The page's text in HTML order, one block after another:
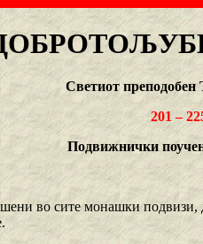
Светиот преподобен
201 –
Подвижнички
во сите монашки подвизи,